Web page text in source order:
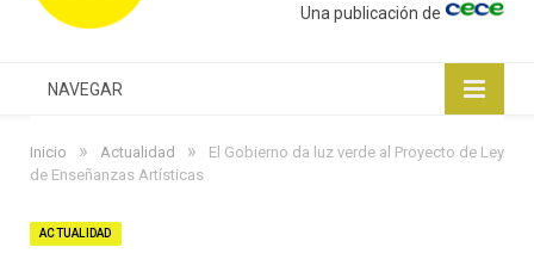
Una publicación de
NAVEGAR
Inicio » Actualidad »
El Gobierno da luz verde al Proyecto de Ley
de Enseñanzas Artísticas
ACTUALIDAD